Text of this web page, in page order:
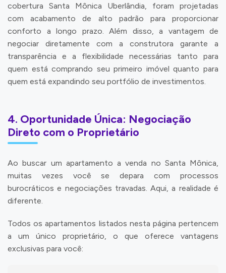
cobertura Santa Mônica Uberlândia, foram projetadas
com acabamento de alto padrão para proporcionar
conforto a longo prazo. Além disso, a vantagem de
negociar diretamente com a construtora garante a
transparência e a flexibilidade necessárias tanto para
quem está comprando seu primeiro imóvel quanto para
quem está expandindo seu portfólio de investimentos.
4. Oportunidade Única: Negociação
Direto com o Proprietário
Ao buscar um apartamento a venda no Santa Mônica,
muitas vezes você se depara com processos
burocráticos e negociações travadas. Aqui, a realidade é
diferente.
Todos os apartamentos listados nesta página pertencem
a um único proprietário, o que oferece vantagens
exclusivas para você: